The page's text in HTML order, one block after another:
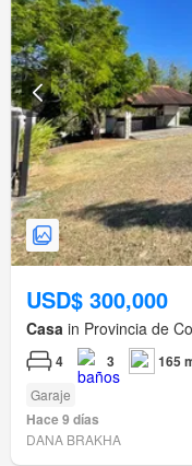
USD$ 300,000
Casa in Provincia de
4 3 165
Garaje
Hace 9 días
DANA BRAKHA